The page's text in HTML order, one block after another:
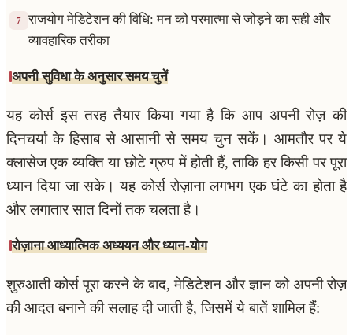
7
राजयोग मेडिटेशन की विधि: मन को परमात्मा से जोड़ने का सही और
व्यावहारिक तरीका
अपनी सुविधा के अनुसार समय चुनें
यह कोर्स इस तरह तैयार किया गया है कि आप अपनी रोज़ की
दिनचर्या के हिसाब से आसानी से समय चुन सकें। आमतौर पर ये
क्लासेज एक व्यक्ति या छोटे ग्रुप में होती हैं, ताकि हर किसी पर पूरा
ध्यान दिया जा सके। यह कोर्स रोज़ाना लगभग एक घंटे का होता है
और लगातार सात दिनों तक चलता है।
रोज़ाना आध्यात्मिक अध्ययन और ध्यान-योग
शुरुआती कोर्स पूरा करने के बाद, मेडिटेशन और ज्ञान को अपनी रोज़
की आदत बनाने की सलाह दी जाती है, जिसमें ये बातें शामिल हैं: